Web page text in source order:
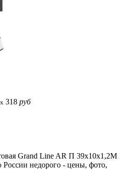
x 318 руб
Grand Line AR П 39х10х1,2М
России недорого - цены, фото,